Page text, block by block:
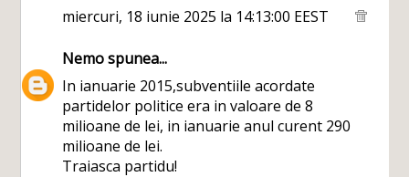
miercuri, 18 iunie 2025 la 14:13:00 EEST
Nemospunea...
In ianuarie 2015,subventiile acordate
partidelor politice era in valoare de 8
milioane de lei, in ianuarie anul curent 290
milioane de lei.
Traiasca partidu!